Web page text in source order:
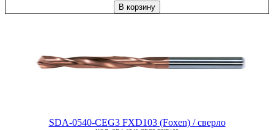
В корзину
SDA-0540-CEG3 FXD103 (Foxen) / сверло